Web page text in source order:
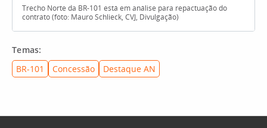
Trecho Norte da BR-101 está em análise para repactuação do
contrato (foto: Mauro Schlieck, CVJ, Divulgação)
Temas:
BR-101
Concessão Destaque AN